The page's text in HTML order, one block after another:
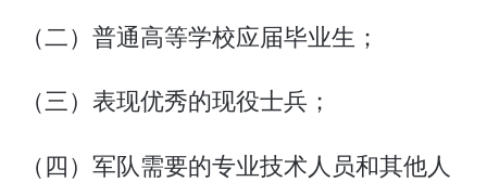
（二）普通高等学校应届毕业生；
（三）表现优秀的现役士兵；
（四）军队需要的专业技术人员和其他人